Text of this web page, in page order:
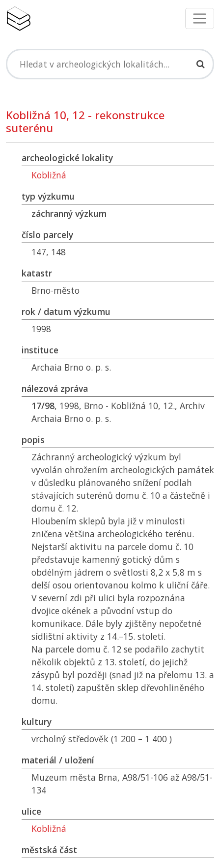
Kobližná 10, 12 - rekonstrukce
suterénu
archeologické lokality
Kobližná
typ výzkumu
záchranný výzkum
číslo parcely
147, 148
katastr
Brno-město
rok / datum výzkumu
1998
instituce
Archaia Brno o. p. s.
nálezová zpráva
17/98, 1998, Brno - Kobližná 10, 12., Archiv
Archaia Brno o. p. s.
popis
Záchranný archeologický výzkum byl
vyvolán ohrožením archeologických památek
v důsledku plánovaného snížení podlah
stávajících suterénů domu č. 10 a částečně i
domu č. 12.
Hloubením sklepů byla již v minulosti
zničena většina archeologického terénu.
Nejstarší aktivitu na parcele domu č. 10
představuje kamenný gotický dům s
obdélným jádrem o světlosti 8,2 x 5,8 m s
delší osou orientovanou kolmo k uliční čáře.
V severní zdi při ulici byla rozpoznána
dvojice okének a původní vstup do
komunikace. Dále byly zjištěny nepočetné
sídlištní aktivity z 14.–15. století.
Na parcele domu č. 12 se podařilo zachytit
několik objektů z 13. století, do jejichž
zásypů byl později (snad již na přelomu 13. a
14. století) zapuštěn sklep dřevohliněného
domu.
kultury
vrcholný středověk (1 200 – 1 400 )
materiál / uložení
Muzeum města Brna, A98/51-106 až A98/51-
134
ulice
Kobližná
městská část